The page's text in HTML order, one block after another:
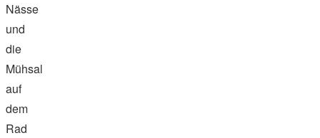
Nässe
und
die
Mühsal
auf
dem
Rad